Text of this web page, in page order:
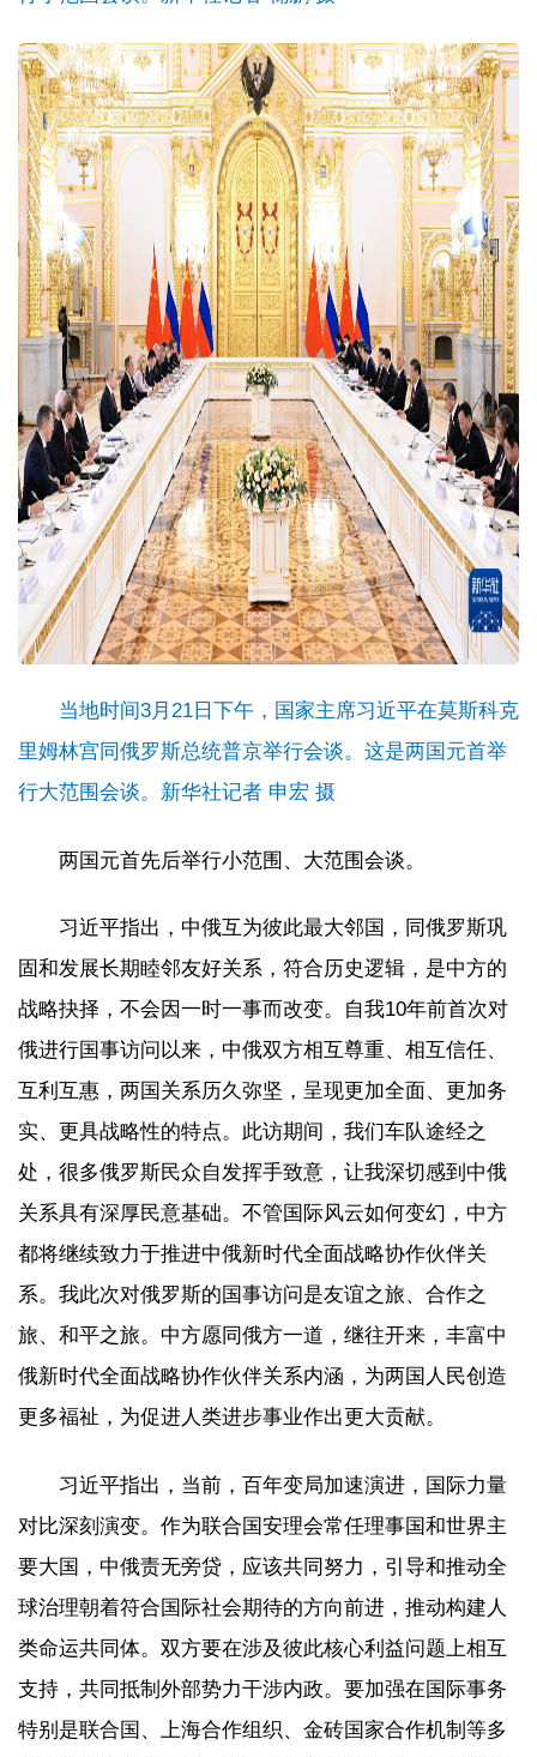
当地时间3月21日下午，国家主席习近平在莫斯科克
里姆林宫同俄罗斯总统普京举行会谈。这是两国元首举
行大范围会谈。新华社记者 申宏 摄
两国元首先后举行小范围、大范围会谈。
习近平指出，中俄互为彼此最大邻国，同俄罗斯巩
固和发展长期睦邻友好关系，符合历史逻辑，是中方的
战略抉择，不会因一时一事而改变。自我10年前首次对
俄进行国事访问以来，中俄双方相互尊重、相互信任、
互利互惠，两国关系历久弥坚，呈现更加全面、更加务
实、更具战略性的特点。此访期间，我们车队途经之
处，很多俄罗斯民众自发挥手致意，让我深切感到中俄
关系具有深厚民意基础。不管国际风云如何变幻，中方
都将继续致力于推进中俄新时代全面战略协作伙伴关
系。我此次对俄罗斯的国事访问是友谊之旅、合作之
旅、和平之旅。中方愿同俄方一道，继往开来，丰富中
俄新时代全面战略协作伙伴关系内涵，为两国人民创造
更多福祉，为促进人类进步事业作出更大贡献。
习近平指出，当前，百年变局加速演进，国际力量
对比深刻演变。作为联合国安理会常任理事国和世界主
要大国，中俄责无旁贷，应该共同努力，引导和推动全
球治理朝着符合国际社会期待的方向前进，推动构建人
类命运共同体。双方要在涉及彼此核心利益问题上相互
支持，共同抵制外部势力干涉内政。要加强在国际事务
特别是联合国、上海合作组织、金砖国家合作机制等多